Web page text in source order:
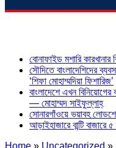
বোনাফাইড মশারি
সৌদিতে বাংলাদেশিদের
‘শিফা মোহাম্মদিয়া ফিশারিজ’
বাংলাদেশে এখন
— মোহাম্মদ সাইফুল্লাহ্
সোনারগাঁওয়ে ভয়াবহ
আড়াইহাজারে বান্টি
Home » Uncategorized »